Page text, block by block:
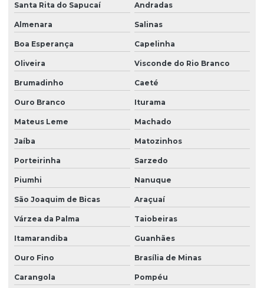
Santa Rita do Sapucaí Andradas
Almenara Salinas
Boa Esperança Capelinha
Oliveira Visconde do Rio Branco
Brumadinho Caeté
Ouro Branco Iturama
Mateus Leme Machado
Jaíba Matozinhos
Porteirinha Sarzedo
Piumhi Nanuque
São Joaquim de Bicas Araçuaí
Várzea da Palma Taiobeiras
Itamarandiba Guanhães
Ouro Fino Brasília de Minas
Carangola Pompéu